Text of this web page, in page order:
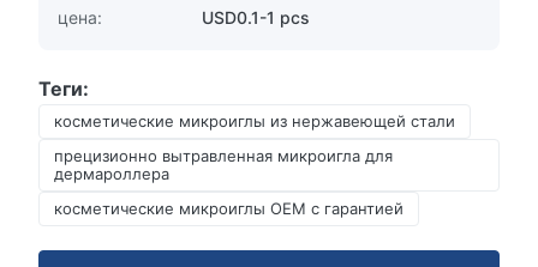
цена:
USD0.1-1 pcs
Теги:
косметические микроиглы из нержавеющей стали
прецизионно вытравленная микроигла для
дермароллера
косметические микроиглы OEM с гарантией